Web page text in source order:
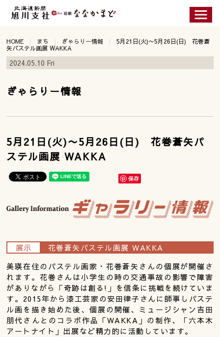
HOME まち ぎゃらりー情報
5月21日(火)〜5月26日(日) 花巻蒼
矢パステル画展 WAKKA
2024.05.10 Fri
ぎゃらりー情報
5月21日(火)〜5月26日(日) 花巻蒼矢パ
ステル画展 WAKKA
保存
展示
花巻蒼矢パステル画展 WAKKA
美瑛在住のパステル画家・花巻蒼矢さんの個展が開催さ
れます。花巻さんは小学生の時の交通事故の影響で障害
がありながら「奇跡は創る!」を信条に挑戦を続けていま
す。2015年から漆工芸家の安田律子さんに師事しパステ
ル画を描き始めた後、個展の開催、ミュージシャン吉田
朋代さんとのコラボ作品「WAKKA」の制作、「六本木
アートナイト」出展など精力的に活動しています。